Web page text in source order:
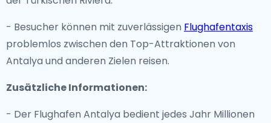
- Besucher können mit zuverlässigen Flughafentaxis
problemlos zwischen den Top-Attraktionen von
Antalya und anderen Zielen reisen.
Zusätzliche Informationen:
- Der Flughafen Antalya bedient jedes Jahr Millionen